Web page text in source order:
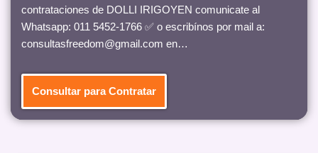
contrataciones de DOLLI IRIGOYEN comunicate al
Whatsapp: 011 5452-1766 ✅ o escribínos por mail a:
consultasfreedom@gmail.com en…
Consultar para Contratar